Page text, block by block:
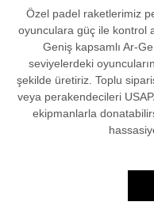
Özel padel raketlerimiz
oyunculara güç ile kontrol
Geniş kapsamlı Ar-
seviyelerdeki
şekilde üretiriz. Toplu
veya perakendecileri
ekipmanlarla